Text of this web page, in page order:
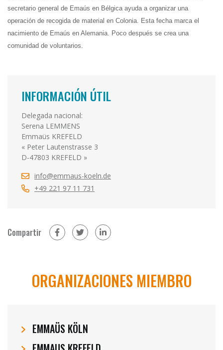
secretario general de Emaús en Bélgica ayuda a organizar una
operación de recogida de material en Colonia. Esta fecha marca el
nacimiento de Emaús en Alemania. Poco después se crea una
comunidad de voluntarios.
INFORMACIÓN ÚTIL
Delegada nacional:
Serena LEMMENS
Emmaüs KREFELD
« Peter Lautenstrasse 3
D-47803 KREFELD »
info@emmaus-koeln.de
+49 221 97 11 731
Compartir en Facebook (abrir en otra ventana)
en Twitter (abrir en otra ventana)
en LinkedIn (abrir en otra
ORGANIZACIONES MIEMBRO
EMMAÜS KÖLN